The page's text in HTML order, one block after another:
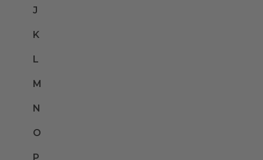
J
K
L
M
N
O
P